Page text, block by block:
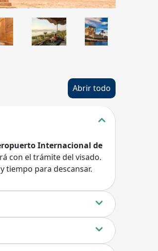
Abrir todo
Internacional de
con el trámite del visado.
tiempo para descansar.